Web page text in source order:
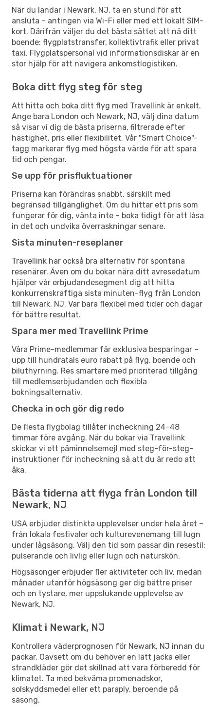
När du landar i Newark, NJ, ta en stund för att
ansluta – antingen via Wi-Fi eller med ett lokalt SIM-
kort. Därifrån väljer du det bästa sättet att nå ditt
boende: flygplatstransfer, kollektivtrafik eller privat
taxi. Flygplatspersonal vid informationsdiskar är en
stor hjälp för att navigera ankomstlogistiken.
Boka ditt flyg steg för steg
Att hitta och boka ditt flyg med Travellink är enkelt.
Ange bara London och Newark, NJ, välj dina datum
så visar vi dig de bästa priserna, filtrerade efter
hastighet, pris eller flexibilitet. Vår "Smart Choice"-
tagg markerar flyg med högsta värde för att spara
tid och pengar.
Se upp för prisfluktuationer
Priserna kan förändras snabbt, särskilt med
begränsad tillgänglighet. Om du hittar ett pris som
fungerar för dig, vänta inte – boka tidigt för att låsa
in det och undvika överraskningar senare.
Sista minuten-reseplaner
Travellink har också bra alternativ för spontana
resenärer. Även om du bokar nära ditt avresedatum
hjälper vår erbjudandesegment dig att hitta
konkurrenskraftiga sista minuten-flyg från London
till Newark, NJ. Var bara flexibel med tider och dagar
för bättre resultat.
Spara mer med Travellink Prime
Våra Prime-medlemmar får exklusiva besparingar –
upp till hundratals euro rabatt på flyg, boende och
biluthyrning. Res smartare med prioriterad tillgång
till medlemserbjudanden och flexibla
bokningsalternativ.
Checka in och gör dig redo
De flesta flygbolag tillåter incheckning 24–48
timmar före avgång. När du bokar via Travellink
skickar vi ett påminnelsemejl med steg-för-steg-
instruktioner för incheckning så att du är redo att
åka.
Bästa tiderna att flyga från London till
Newark, NJ
USA erbjuder distinkta upplevelser under hela året –
från lokala festivaler och kulturevenemang till lugn
under lågsäsong. Välj den tid som passar din resestil:
pulserande och livlig eller lugn och naturskön.
Högsäsonger erbjuder fler aktiviteter och liv, medan
månader utanför högsäsong ger dig bättre priser
och en tystare, mer uppslukande upplevelse av
Newark, NJ.
Klimat i Newark, NJ
Kontrollera väderprognosen för Newark, NJ innan du
packar. Oavsett om du behöver en lätt jacka eller
strandkläder gör det skillnad att vara förberedd för
klimatet. Ta med bekväma promenadskor,
solskyddsmedel eller ett paraply, beroende på
säsong.